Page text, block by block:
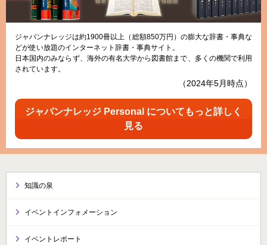
ジャパンナレッジは約1900冊以上（総額850万円）の膨大な辞書・事典な
どが使い放題のインターネット辞書・事典サイト。
日本国内のみならず、海外の有名大学から図書館まで、多くの機関で利用
されています。
（2024年5月時点）
ジャパンナレッジ Personal についてもっと詳しく
見る
知識の泉
イベントインフォメーション
イベントレポート